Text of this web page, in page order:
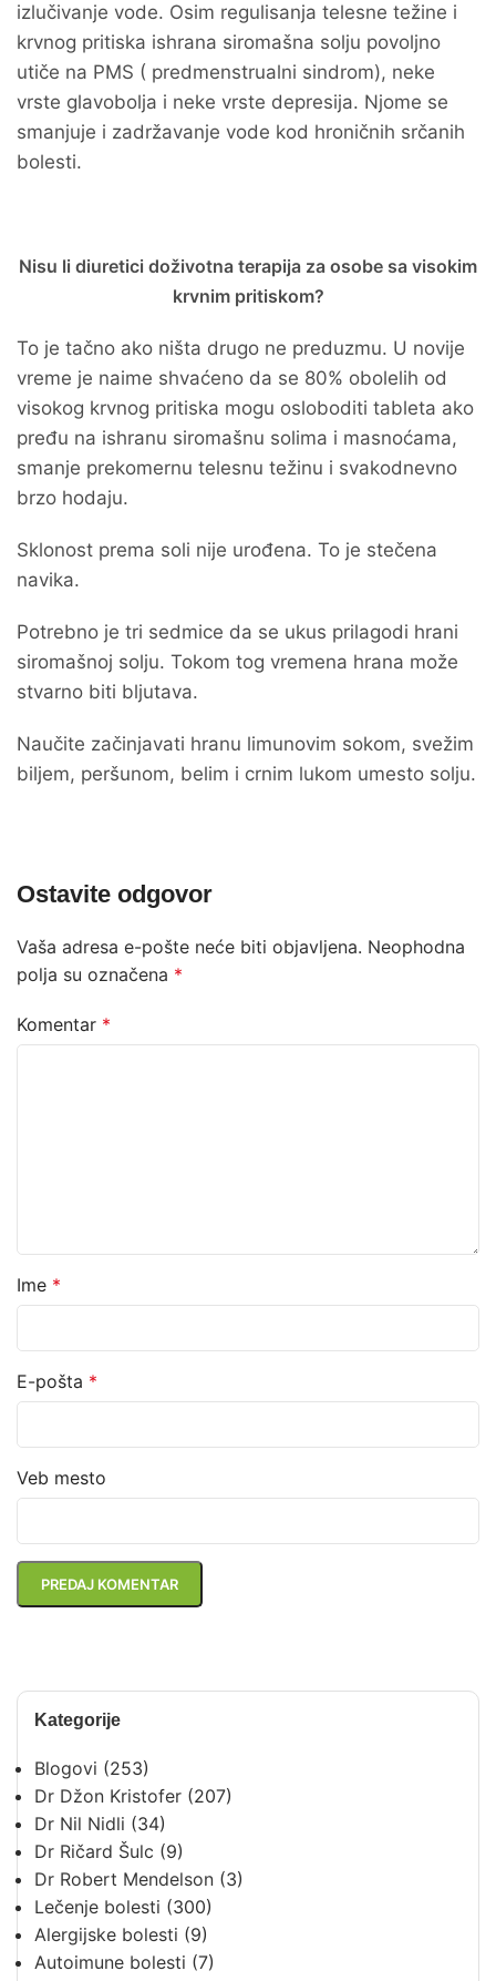
Kategorije
Blogovi (253)
Dr Džon Kristofer (207)
Dr Nil Nidli (34)
Dr Ričard Šulc (9)
Dr Robert Mendelson (3)
Lečenje bolesti (300)
Alergijske bolesti (9)
Autoimune bolesti (7)
izlučivanje vode. Osim regulisanja telesne težine i
krvnog pritiska ishrana siromašna solju povoljno
utiče na PMS ( predmenstrualni sindrom), neke
vrste glavobolja i neke vrste depresija. Njome se
smanjuje i zadržavanje vode kod hroničnih srčanih
bolesti.
Nisu li diuretici doživotna terapija za osobe sa visokim
krvnim pritiskom?
To je tačno ako ništa drugo ne preduzmu. U novije
vreme je naime shvaćeno da se 80% obolelih od
visokog krvnog pritiska mogu osloboditi tableta ako
pređu na ishranu siromašnu solima i masnoćama,
smanje prekomernu telesnu težinu i svakodnevno
brzo hodaju.
Sklonost prema soli nije urođena. To je stečena
navika.
Potrebno je tri sedmice da se ukus prilagodi hrani
siromašnoj solju. Tokom tog vremena hrana može
stvarno biti bljutava.
Naučite začinjavati hranu limunovim sokom, svežim
biljem, peršunom, belim i crnim lukom umesto solju.
Ostavite odgovor
Vaša adresa e-pošte neće biti objavljena. Neophodna
polja su označena *
Komentar *
Ime *
E-pošta *
Veb mesto